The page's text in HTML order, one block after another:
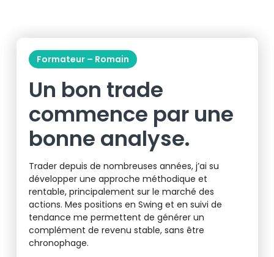
Formateur – Romain
Un bon trade
commence par une
bonne analyse.
Trader depuis de nombreuses années, j’ai su
développer une approche méthodique et
rentable, principalement sur le marché des
actions. Mes positions en Swing et en suivi de
tendance me permettent de générer un
complément de revenu stable, sans être
chronophage.